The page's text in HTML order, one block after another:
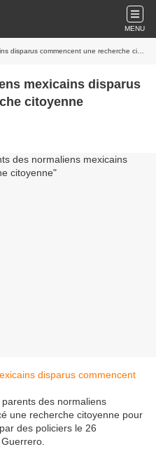
MENU
commencent une recherche citoyenne
mexicains disparus
citoyenne
des normaliens
une recherche citoyenne pour
des policiers le 26